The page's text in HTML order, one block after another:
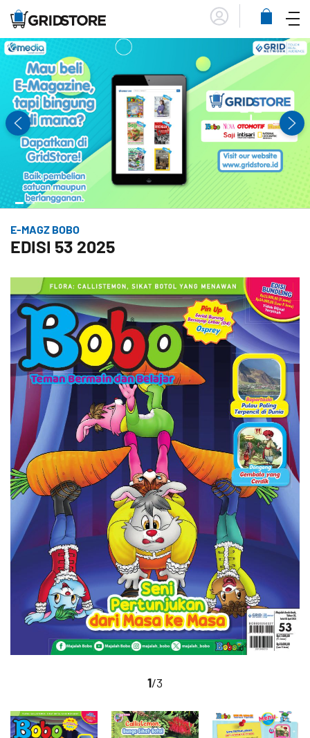
Lihat
Menu
E-MAGZ BOBO
EDISI 53 2025
1/3